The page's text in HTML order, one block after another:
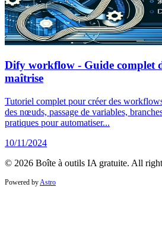
Dify workflow - Guide complet
maîtrise
Tutoriel complet pour créer des
des nœuds, passage de variables,
pratiques pour automatiser...
10/11/2024
© 2026 Boîte à outils IA gratuite. All
Powered byAstro